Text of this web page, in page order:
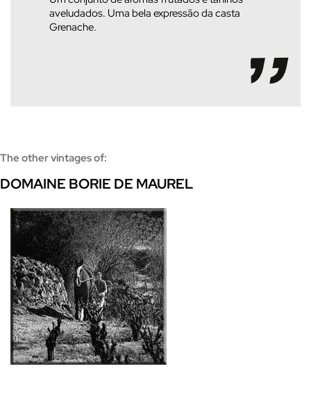
aveludados. Uma bela expressão da casta
Grenache.
The other vintages of:
DOMAINE BORIE DE MAUREL